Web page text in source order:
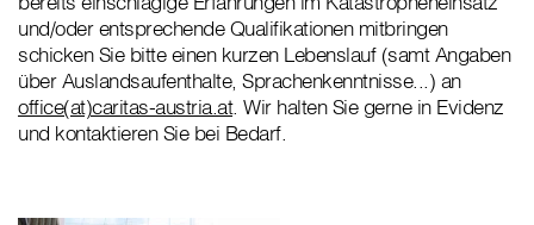
und/oder entsprechende Qualifikationen mitbringen
schicken Sie bitte einen kurzen Lebenslauf (samt Angaben
über Auslandsaufenthalte, Sprachenkenntnisse...) an
office(at)caritas-austria.at. Wir halten Sie gerne in Evidenz
und kontaktieren Sie bei Bedarf.